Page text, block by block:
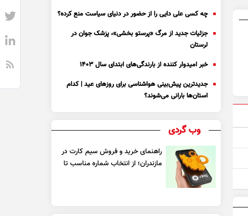
چه کسی علی دایی را از حضور در دنیای سیاست منع کرده؟
جزئیات جدید از مرگ «پرستو بخشی»، پزشک جوان در
لرستان
خبر امیدوار کننده از بارندگی‌های ابتدای سال ۱۴۰۳
جدیدترین پیش‌بینی هواشناسی برای روزهای عید | کدام
استان‌ها بارانی می‌شوند؟
وب گردی
راهنمای خرید و فروش سیم کارت در
مازندران؛ از انتخاب شماره مناسب تا